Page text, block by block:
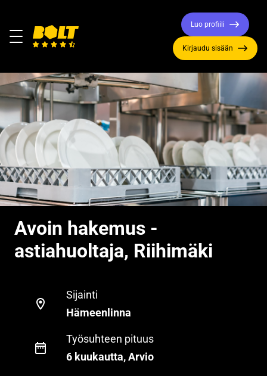
Valikko
etusivulle
Luo profiili
Kirjaudu sisään
Avoin hakemus -
astiahuoltaja, Riihimäki
Sijainti
Hämeenlinna
Työsuhteen pituus
6 kuukautta, Arvio